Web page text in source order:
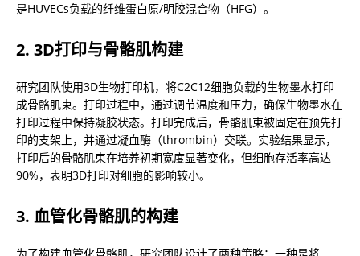
是HUVECs负载的纤维蛋白原/明胶混合物（HFG）。
2. 3D打印与骨骼肌构建
研究团队使用3D生物打印机，将C2C12细胞负载的生物墨水打印
成骨骼肌束。打印过程中，通过调节温度和压力，确保生物墨水在
打印过程中保持凝胶状态。打印完成后，骨骼肌束被固定在预先打
印的支架上，并通过凝血酶（thrombin）交联。实验结果显示，
打印后的骨骼肌束在培养初期宽度显著变化，但细胞存活率高达
90%，表明3D打印对细胞的影响较小。
3. 血管化骨骼肌的构建